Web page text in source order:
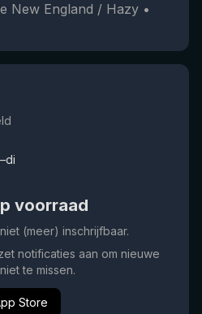
New England / Hazy •
voorraad
(meer) inschrijfbaar.
notificaties aan om nieuwe
te missen.
Store